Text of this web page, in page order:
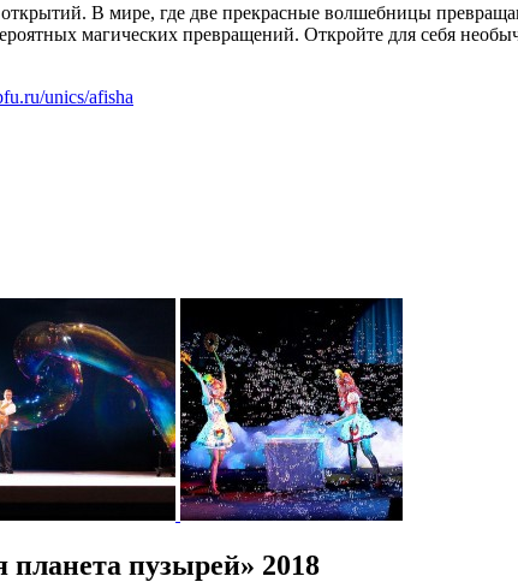
В мире, где две прекрасные волшебницы
магических превращений. Откройте для себя
unics/afisha
пузырей» 2018